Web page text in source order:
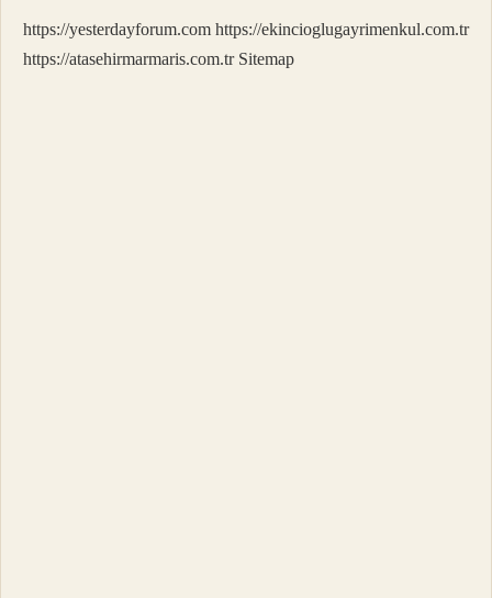
https://yesterdayforum.com https://ekincioglugayrimenkul.com.tr
https://atasehirmarmaris.com.tr Sitemap